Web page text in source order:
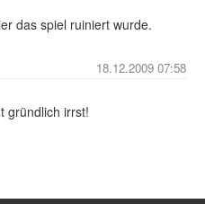
das spiel ruiniert wurde.
18.12.2009 07:58
gründlich irrst!